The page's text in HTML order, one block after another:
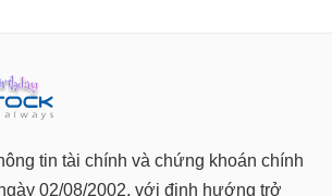
tin tài chính và chứng khoán chính
02/08/2002, với định hướng trở